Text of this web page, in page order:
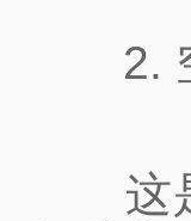
2.
这是